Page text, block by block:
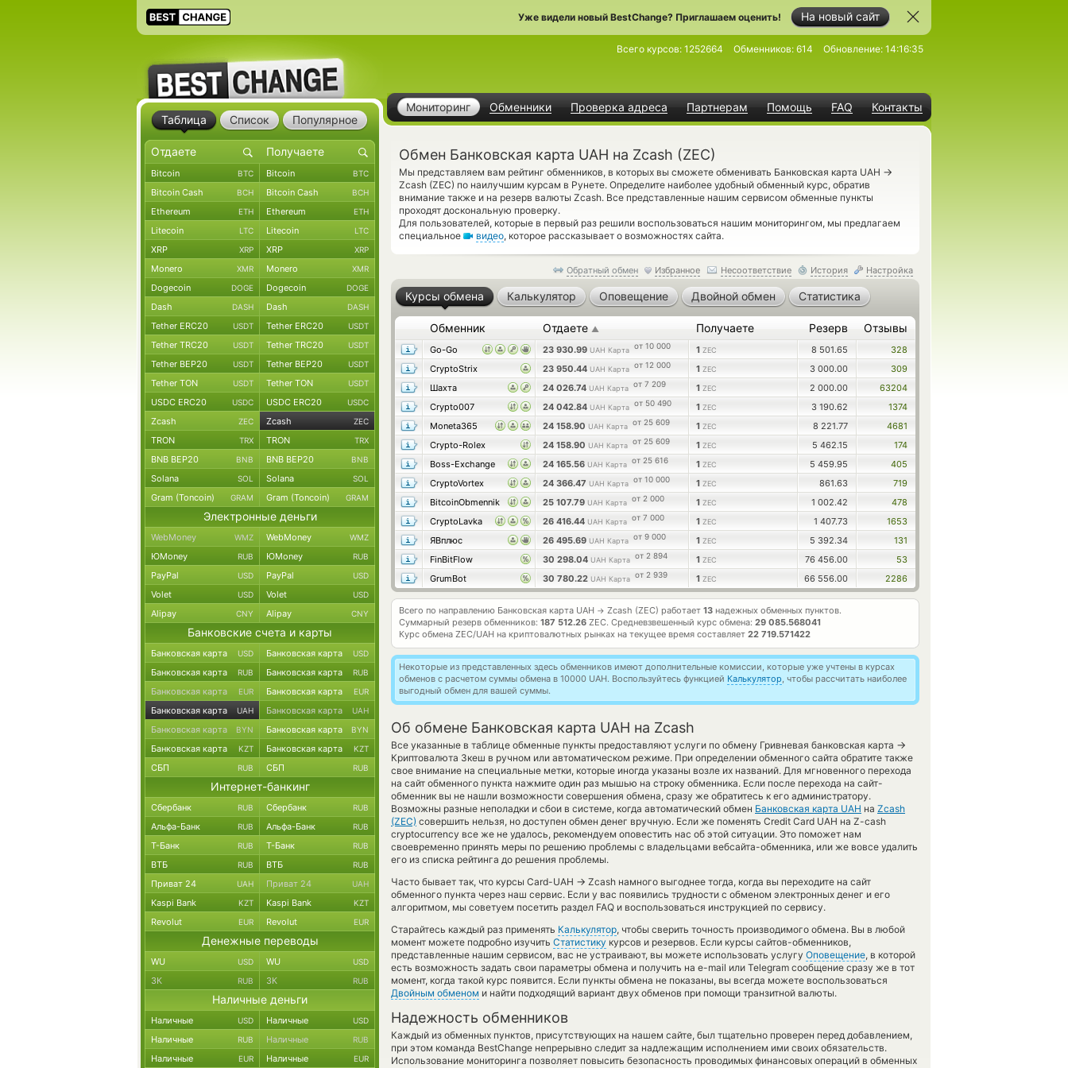
На новый сайт
Уже видели новый BestChange? Приглашаем оценить!
Мониторинг Обменники Проверка адреса Партнерам Помощь FAQ Контакты
Всего курсов: 1252664 Обменников: 614 Обновление: 14:16:35
Обмен Банковская карта UAH на Zcash (ZEC)
Мы представляем вам рейтинг обменников, в которых вы сможете обменивать Банковская карта UAH →
Zcash (ZEC) по наилучшим курсам в Рунете. Определите наиболее удобный обменный курс, обратив
внимание также и на резерв валюты Zcash. Все представленные нашим сервисом обменные пункты
проходят доскональную проверку.
Для пользователей, которые в первый раз решили воспользоваться нашим мониторингом, мы предлагаем
специальное
видео, которое рассказывает о возможностях сайта.
Обратный обмен Избранное Несоответствие История Настройка
Курсы обмена Калькулятор Оповещение Двойной обмен Статистика
Обменник Отдаете ▲ Получаете Резерв Отзывы
Go-Go 23 930.99 UAH Карта от 10 000 1 ZEC 8 501.65
328
CryptoStrix
23 950.44 UAH Карта от 12 000 1 ZEC 3 000.00
309
Шахта
24 026.74 UAH Карта от 7 209 1 ZEC 2 000.00
63204
Crypto007
24 042.84 UAH Карта от 50 490 1 ZEC 3 190.62
1374
Moneta365
24 158.90 UAH Карта от 25 609 1 ZEC 8 221.77
4681
Crypto-Rolex
24 158.90 UAH Карта от 25 609 1 ZEC 5 462.15
174
Boss-Exchange
24 165.56 UAH Карта от 25 616 1 ZEC 5 459.95
405
CryptoVortex
24 366.47 UAH Карта от 10 000 1 ZEC 861.63
719
BitcoinObmennik
25 107.79 UAH Карта от 2 000 1 ZEC 1 002.42
478
CryptoLavka
26 416.44 UAH Карта от 7 000 1 ZEC 1 407.73
1653
ЯВплюс
26 495.69 UAH Карта от 9 000 1 ZEC 5 392.34
131
FinBitFlow
30 298.04 UAH Карта от 2 894 1 ZEC 76 456.00
53
GrumBot
30 780.22 UAH Карта от 2 939 1 ZEC 66 556.00 2286
Всего по направлению Банковская карта UAH → Zcash (ZEC) работает 13 надежных обменных пунктов.
Суммарный резерв обменников: 187 512.26 ZEC. Средневзвешенный курс обмена: 29 085.568041
Курс обмена ZEC/UAH на криптовалютных рынках на текущее время составляет 22 719.571422
Некоторые из представленных здесь обменников имеют дополнительные комиссии, которые уже учтены в курсах
обменов с расчетом суммы обмена в 10000 UAH. Воспользуйтесь функцией Калькулятор, чтобы рассчитать наиболее
выгодный обмен для вашей суммы.
Об обмене Банковская карта UAH на Zcash
Все указанные в таблице обменные пункты предоставляют услуги по обмену Гривневая банковская карта →
Криптовалюта Зкеш в ручном или автоматическом режиме. При определении обменного сайта обратите также
свое внимание на специальные метки, которые иногда указаны возле их названий. Для мгновенного перехода
на сайт обменного пункта нажмите один раз мышью на строку обменника. Если после перехода на сайт-
обменник вы не нашли возможности совершения обмена, сразу же обратитесь к его администратору.
Возможны разные неполадки и сбои в системе, когда автоматический обмен Банковская карта UAH на Zcash
(ZEC) совершить нельзя, но доступен обмен денег вручную. Если же поменять Credit Card UAH на Z-cash
cryptocurrency все же не удалось, рекомендуем оповестить нас об этой ситуации. Это поможет нам
своевременно принять меры по решению проблемы с владельцами вебсайта-обменника, или же вовсе удалить
его из списка рейтинга до решения проблемы.
Часто бывает так, что курсы Card-UAH → Zcash намного выгоднее тогда, когда вы переходите на сайт
обменного пункта через наш сервис. Если у вас появились трудности с обменом электронных денег и его
алгоритмом, мы советуем посетить раздел FAQ и воспользоваться инструкцией по сервису.
Старайтесь каждый раз применять Калькулятор, чтобы сверить точность производимого обмена. Вы в любой
момент можете подробно изучить Статистику курсов и резервов. Если курсы сайтов-обменников,
представленные нашим сервисом, вас не устраивают, вы можете использовать услугу Оповещение, в которой
есть возможность задать свои параметры обмена и получить на e-mail или Telegram сообщение сразу же в тот
момент, когда такой курс появится. Если пункты обмена не показаны, вы всегда можете воспользоваться
Двойным обменом и найти подходящий вариант двух обменов при помощи транзитной валюты.
Надежность обменников
Каждый из обменных пунктов, присутствующих на нашем сайте, был тщательно проверен перед добавлением,
при этом команда BestChange непрерывно следит за надлежащим исполнением ими своих обязательств.
Использование мониторинга позволяет повысить безопасность проводимых финансовых операций в обменных
Таблица Список Популярное
Bitcoin BTC Bitcoin BTC
Bitcoin Cash BCH Bitcoin Cash BCH
Ethereum ETH Ethereum ETH
Litecoin LTC Litecoin LTC
XRP XRP XRP XRP
Monero XMR Monero XMR
Dogecoin DOGE Dogecoin DOGE
Dash DASH Dash DASH
Tether ERC20 USDT Tether ERC20 USDT
Tether TRC20 USDT Tether TRC20 USDT
Tether BEP20 USDT Tether BEP20 USDT
Tether TON USDT Tether TON USDT
USDC ERC20 USDC USDC ERC20 USDC
Zcash ZEC Zcash ZEC
TRON TRX TRON TRX
BNB BEP20 BNB BNB BEP20 BNB
Solana SOL Solana SOL
Gram (Toncoin) GRAM Gram (Toncoin) GRAM
Электронные деньги
WebMoney WMZ WebMoney WMZ
ЮMoney RUB ЮMoney RUB
PayPal USD PayPal USD
Volet USD Volet USD
Alipay CNY Alipay CNY
Банковские счета и карты
Банковская карта USD Банковская карта USD
Банковская карта RUB Банковская карта RUB
Банковская карта EUR Банковская карта EUR
Банковская карта UAH Банковская карта UAH
Банковская карта BYN Банковская карта BYN
Банковская карта KZT Банковская карта KZT
СБП RUB СБП RUB
Интернет-банкинг
Сбербанк RUB Сбербанк RUB
Альфа-Банк RUB Альфа-Банк RUB
Т-Банк RUB Т-Банк RUB
ВТБ RUB ВТБ RUB
Приват 24 UAH Приват 24 UAH
Kaspi Bank KZT Kaspi Bank KZT
Revolut EUR Revolut EUR
Денежные переводы
WU USD WU USD
ЗК RUB ЗК RUB
Наличные деньги
Наличные USD Наличные USD
Наличные RUB Наличные RUB
Наличные EUR Наличные EUR